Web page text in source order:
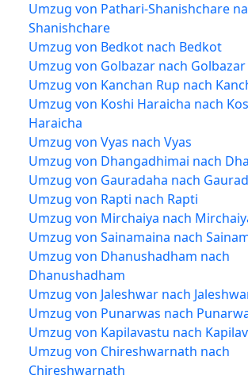
Umzug von Pathari-Shanishchare
Shanishchare
Umzug von Bedkot nach Bedkot
Umzug von Golbazar nach Golbazar
Umzug von Kanchan Rup nach
Umzug von Koshi Haraicha nach
Haraicha
Umzug von Vyas nach Vyas
Umzug von Dhangadhimai nach
Umzug von Gauradaha nach
Umzug von Rapti nach Rapti
Umzug von Mirchaiya nach
Umzug von Sainamaina nach
Umzug von Dhanushadham nach
Dhanushadham
Umzug von Jaleshwar nach
Umzug von Punarwas nach
Umzug von Kapilavastu nach
Umzug von Chireshwarnath nach
Chireshwarnath